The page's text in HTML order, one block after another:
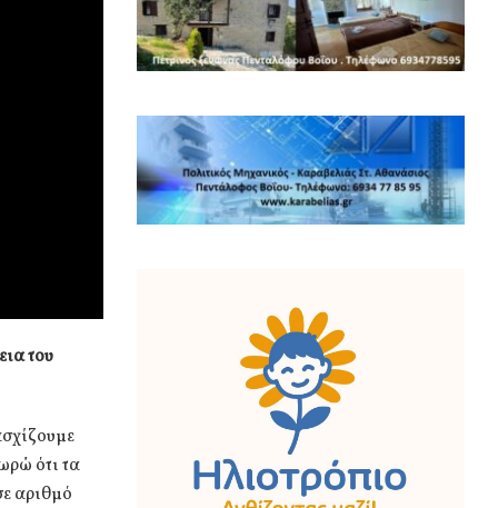
του
ότι τα
αριθμό